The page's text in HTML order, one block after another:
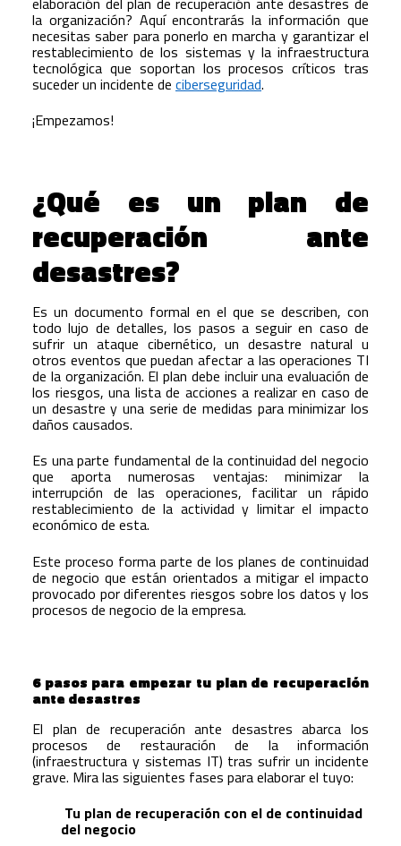
la organización? Aquí encontrarás la información que
necesitas saber para ponerlo en marcha y garantizar el
restablecimiento de los sistemas y la infraestructura
tecnológica que soportan los procesos críticos tras
suceder un incidente de ciberseguridad.
¡Empezamos!
¿Qué es un plan de
recuperación ante
desastres?
Es un documento formal en el que se describen, con
todo lujo de detalles, los pasos a seguir en caso de
sufrir un ataque cibernético, un desastre natural u
otros eventos que puedan afectar a las operaciones TI
de la organización. El plan debe incluir una evaluación de
los riesgos, una lista de acciones a realizar en caso de
un desastre y una serie de medidas para minimizar los
daños causados.
Es una parte fundamental de la continuidad del negocio
que aporta numerosas ventajas: minimizar la
interrupción de las operaciones, facilitar un rápido
restablecimiento de la actividad y limitar el impacto
económico de esta.
Este proceso forma parte de los planes de continuidad
de negocio que están orientados a mitigar el impacto
provocado por diferentes riesgos sobre los datos y los
procesos de negocio de la empresa.
6 pasos para empezar tu plan de recuperación
ante desastres
El plan de recuperación ante desastres abarca los
procesos de restauración de la información
(infraestructura y sistemas IT) tras sufrir un incidente
grave. Mira las siguientes fases para elaborar el tuyo:
Tu plan de recuperación con el de continuidad
del negocio